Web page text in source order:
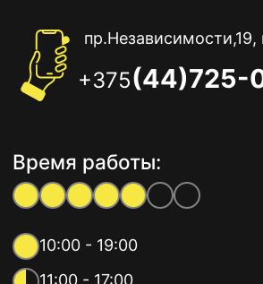
пр.Независимости,19,
+375(44)725-
Время работы:
10:00 - 19:00
11:00 - 17:00